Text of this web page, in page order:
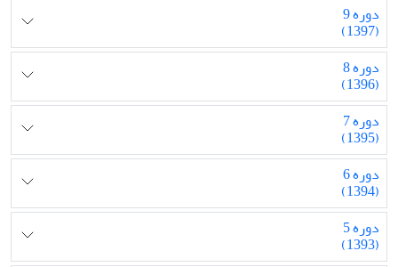
دوره 9
(1397)
دوره 8
(1396)
دوره 7
(1395)
دوره 6
(1394)
دوره 5
(1393)